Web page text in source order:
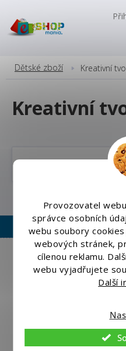
Provozovatel
správce osobních
webu soubory
webových stránek,
cílenou reklamu.
webu vyjadřujete
Další
obsah
Dětské zboží Kreativní
Kreativní
Kreslící tabulky a
Shoptet
Copyright 2026
Upravit